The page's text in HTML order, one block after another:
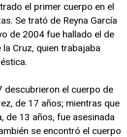
el primer cuerpo en el
Se trató de Reyna García
de 2004 fue hallado el de
Cruz, quien trabajaba
descubrieron el cuerpo de
de 17 años; mientras que
de 13 años, fue asesinada
se encontró el cuerpo